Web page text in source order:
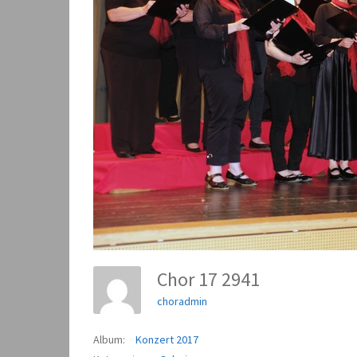
Chor 17 2941
choradmin
Album:
Konzert 2017